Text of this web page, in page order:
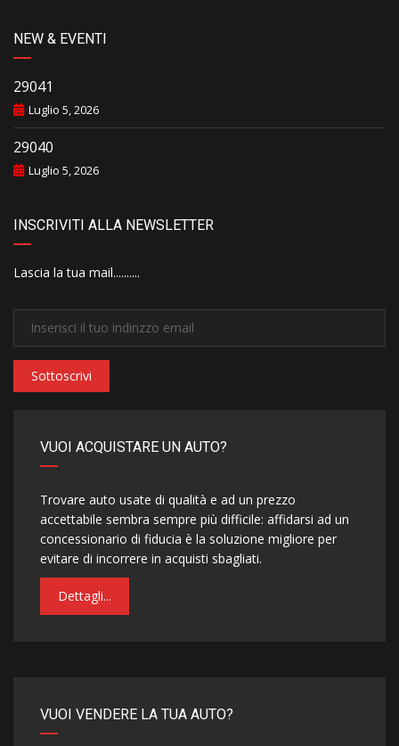
NEW & EVENTI
29041
Luglio 5, 2026
29040
Luglio 5, 2026
INSCRIVITI ALLA NEWSLETTER
Lascia la tua mail..........
Sottoscrivi
VUOI ACQUISTARE UN AUTO?
Trovare auto usate di qualità e ad un prezzo
accettabile sembra sempre più difficile: affidarsi ad un
concessionario di fiducia è la soluzione migliore per
evitare di incorrere in acquisti sbagliati.
Dettagli...
VUOI VENDERE LA TUA AUTO?